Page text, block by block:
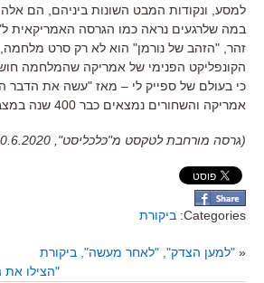
למסע ונקודות המבט השונות ביניהם הם אלה
במה שלרגעים נראה כמו הגרסה האמריקאית ל
זהר, "הזהב של נורמן" הוא לא רק סרט מלחמה
הקונפליקט הפנימי של אמריקה שהמלחמה
כי בעולם של ספייק לי – מאז "עשה את הדבר
אמריקה והשחורים נמצאים כבר 400 שנה
(גרסה מורחבת לטקסט מ"כלכליסט", 10.6.2020)
Categories: ביקורת
« "למען הצדק", "לאחר מעשה", ביקורת
"הצילו את